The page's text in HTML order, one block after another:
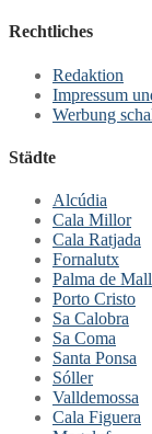
Rechtliches
Redaktion
Impressum
Werbung
Städte
Alcúdia
Cala Millor
Cala Ratjada
Fornalutx
Palma de
Porto Cristo
Sa Calobra
Sa Coma
Santa Ponsa
Sóller
Valldemossa
Cala Figuera